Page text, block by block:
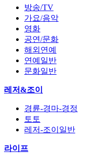
방송/TV
가요/음악
영화
공연/문화
해외연예
연예일반
문화일반
레저&조이
경륜-경마-경정
토토
레저-조이일반
라이프